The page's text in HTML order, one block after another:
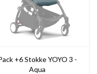
+6 Stokke YOYO 3 -
Aqua